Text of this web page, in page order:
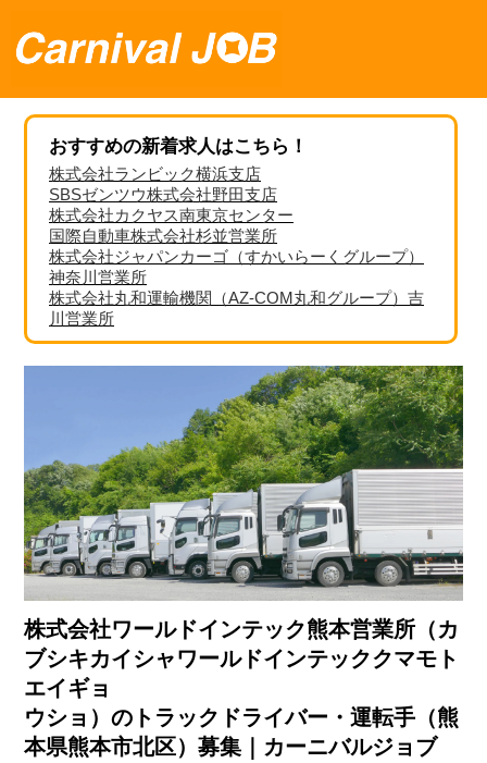
おすすめの新着求人はこちら！
株式会社ランビック横浜支店
SBSゼンツウ株式会社野田支店
株式会社カクヤス南東京センター
国際自動車株式会社杉並営業所
株式会社ジャパンカーゴ（すかいらーくグループ）
神奈川営業所
株式会社丸和運輸機関（AZ-COM丸和グループ）吉
川営業所
株式会社ワールドインテック熊本営業所（カ
ブシキカイシャワールドインテッククマモト
エイギョ
ウショ）のトラックドライバー・運転手（熊
本県熊本市北区）募集｜カーニバルジョブ